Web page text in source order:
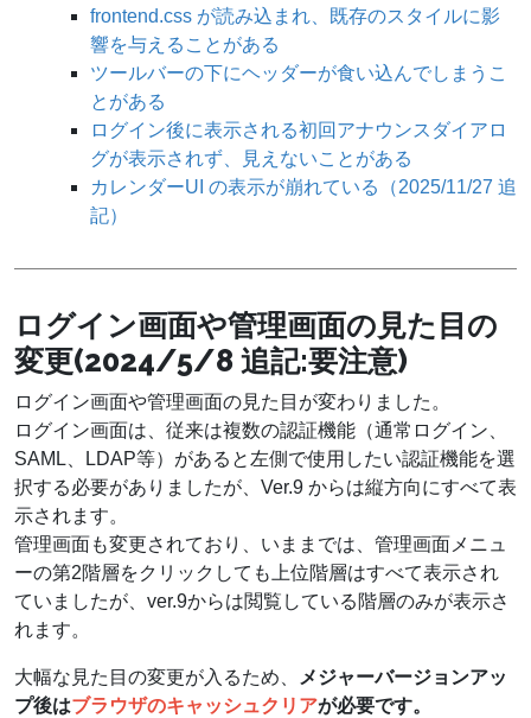
frontend.css が読み込まれ、既存のスタイルに影
響を与えることがある
ツールバーの下にヘッダーが食い込んでしまうこ
とがある
ログイン後に表示される初回アナウンスダイアロ
グが表示されず、見えないことがある
カレンダーUI の表示が崩れている（2025/11/27 追
記）
ログイン画面や管理画面の見た目の
変更(2024/5/8 追記:要注意)
ログイン画面や管理画面の見た目が変わりました。
ログイン画面は、従来は複数の認証機能（通常ログイン、
SAML、LDAP等）があると左側で使用したい認証機能を選
択する必要がありましたが、Ver.9 からは縦方向にすべて表
示されます。
管理画面も変更されており、いままでは、管理画面メニュ
ーの第2階層をクリックしても上位階層はすべて表示され
ていましたが、ver.9からは閲覧している階層のみが表示さ
れます。
大幅な見た目の変更が入るため、 メジャーバージョンアッ
プ後はブラウザのキャッシュクリアが必要です。